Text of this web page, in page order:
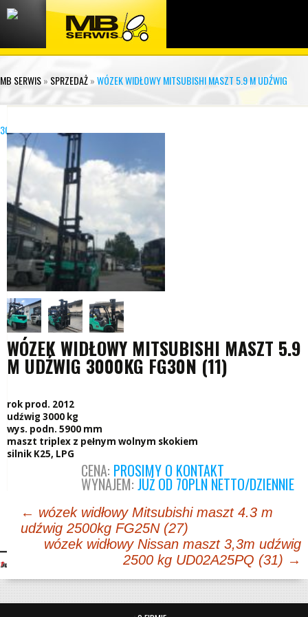
MB SERWIS» SPRZEDAŻ»WÓZEK WIDŁOWY MITSUBISHI MASZT 5.9 M UDŹWIG
3000KG FG30N (11)
WÓZEK WIDŁOWY MITSUBISHI MASZT 5.9
M UDŹWIG 3000KG FG30N (11)
rok prod. 2012
udźwig 3000 kg
wys. podn. 5900 mm
maszt triplex z pełnym wolnym skokiem
silnik K25, LPG
CENA: PROSIMY O KONTAKT
WYNAJEM: JUŻ OD 70PLN NETTO/DZIENNIE
Post
navigation
← wózek widłowy Mitsubishi maszt 4.3 m
udźwig 2500kg FG25N (27)
wózek widłowy Nissan maszt 3,3m udźwig
2500 kg UD02A25PQ (31) →